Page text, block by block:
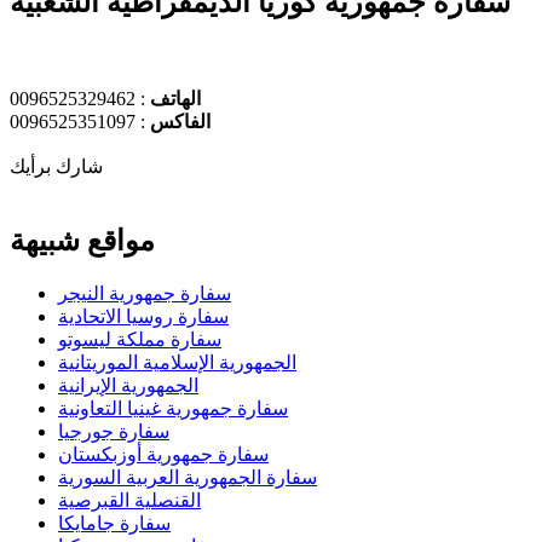
الهاتف : 0096525329462
الفاكس : 0096525351097
شارك برأيك
مواقع شبيهة
سفارة جمهورية النيجر
سفارة روسيا الاتحادية
سفارة مملكة ليسوتو
الجمهورية الإسلامية الموريتانية
الجمهورية الإيرانية
سفارة جمهورية غينيا التعاونية
سفارة جورجيا
سفارة جمهورية أوزبكستان
سفارة الجمهورية العربية السورية
القنصلية القبرصية
سفارة جامايكا